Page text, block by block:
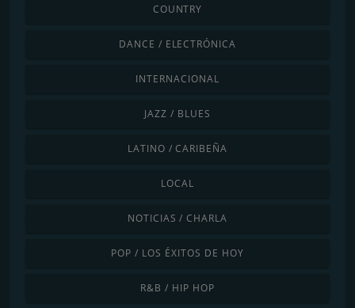
COUNTRY
DANCE / ELECTRÓNICA
INTERNACIONAL
JAZZ / BLUES
LATINO / CARIBEÑA
LOCAL
NOTICIAS / CHARLA
POP / LOS ÉXITOS DE HOY
R&B / HIP HOP